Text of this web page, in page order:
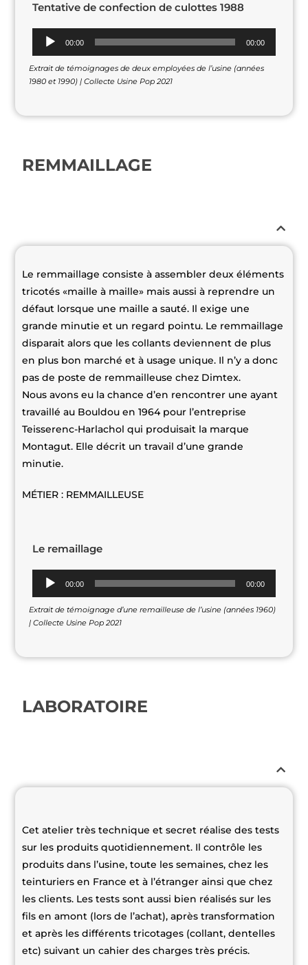
Tentative de confection de culottes 1988
Lecteur
audio
00:00 00:00
Extrait de témoignages de deux employées de l’usine (années
1980 et 1990) | Collecte Usine Pop 2021
REMMAILLAGE
Le remmaillage consiste à assembler deux éléments
tricotés «maille à maille» mais aussi à reprendre un
défaut lorsque une maille a sauté. Il exige une
grande minutie et un regard pointu. Le remmaillage
disparait alors que les collants deviennent de plus
en plus bon marché et à usage unique. Il n’y a donc
pas de poste de remmailleuse chez Dimtex.
Nous avons eu la chance d’en rencontrer une ayant
travaillé au Bouldou en 1964 pour l’entreprise
Teisserenc-Harlachol qui produisait la marque
Montagut. Elle décrit un travail d’une grande
minutie.
MÉTIER : REMMAILLEUSE
Le remaillage
Lecteur
audio
00:00 00:00
Extrait de témoignage d’une remailleuse de l’usine (années 1960)
| Collecte Usine Pop 2021
LABORATOIRE
Cet atelier très technique et secret réalise des tests
sur les produits quotidiennement. Il contrôle les
produits dans l’usine, toute les semaines, chez les
teinturiers en France et à l’étranger ainsi que chez
les clients. Les tests sont aussi bien réalisés sur les
fils en amont (lors de l’achat), après transformation
et après les différents tricotages (collant, dentelles
etc) suivant un cahier des charges très précis.